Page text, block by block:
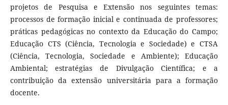
projetos de Pesquisa e Extensão nos seguintes temas:
processos de formação inicial e continuada de professores;
práticas pedagógicas no contexto da Educação do Campo;
Educação CTS (Ciência, Tecnologia e Sociedade) e CTSA
(Ciência, Tecnologia, Sociedade e Ambiente); Educação
Ambiental; estratégias de Divulgação Científica; e a
contribuição da extensão universitária para a formação
docente.